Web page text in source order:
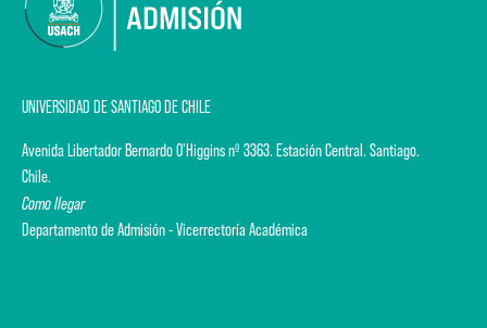
UNIVERSIDAD DE SANTIAGO DE CHILE
Avenida Libertador Bernardo O'Higgins nº 3363. Estación Central. Santiago.
Chile.
Como llegar
Departamento de Admisión - Vicerrectoría Académica